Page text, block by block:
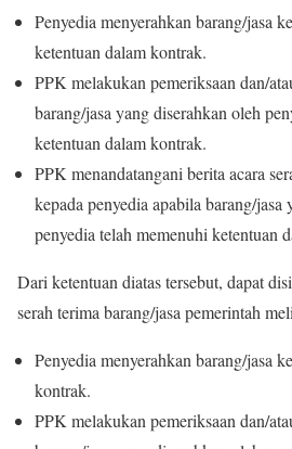
Penyedia menyerahkan barang/jasa
ketentuan dalam kontrak.
PPK melakukan pemeriksaan dan/
barang/jasa yang diserahkan oleh
ketentuan dalam kontrak.
PPK menandatangani berita acara
kepada penyedia apabila barang/jasa
penyedia telah memenuhi ketentuan
Dari ketentuan diatas tersebut, dapat
serah terima barang/jasa pemerintah
Penyedia menyerahkan barang/jasa
kontrak.
PPK melakukan pemeriksaan dan/